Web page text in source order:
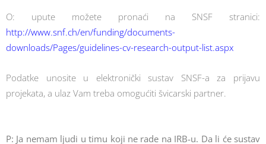
O: upute možete pronaći na SNSF stranici:
http://www.snf.ch/en/funding/documents-
downloads/Pages/guidelines-cv-research-output-list.aspx
Podatke unosite u elektronički sustav SNSF-a za prijavu
projekata, a ulaz Vam treba omogućiti švicarski partner.
P: Ja nemam ljudi u timu koji ne rade na IRB-u. Da li će sustav